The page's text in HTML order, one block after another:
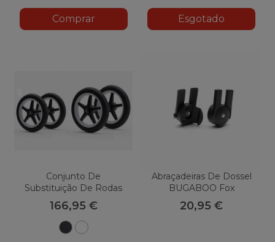
Comprar Esgotado
Conjunto De
Substituição De Rodas
De Espuma BUGABOO
Burro E Búfalo
166,95 €
PretoBranco
Abraçadeiras De Dossel
BUGABOO Fox
20,95 €